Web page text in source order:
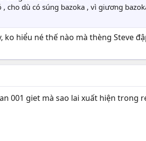
cho dù có súng bazoka , vì giương
ko hiểu né thế nào mà thèng Steve
001 giet mà sao lai xuất hiện trong re